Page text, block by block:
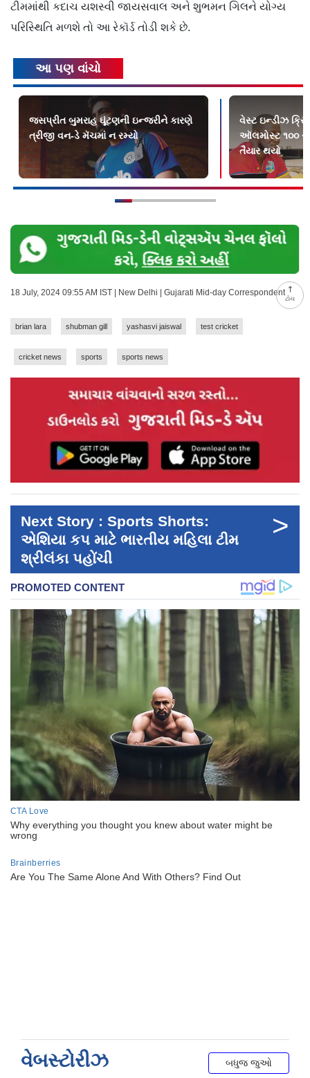
ટોચ
ટીમમાંથી કદાચ યશસ્વી જાયસવાલ અને શુભમન ગિલને યોગ્ય
પરિસ્થિતિ મળશે તો આ રેકૉર્ડ તોડી શકે છે.
આ પણ વાંચો
જસપ્રીત બુમરાહ ઘૂંટણની ઇન્જરીને કારણે
ત્રીજી વન-ડે મૅચમાં ન રમ્યો
વેસ્ટ ઇન્ડીઝ
ઑલમોસ્ટ ૧૦૦
તૈયાર થયો
18 July, 2024 09:55 AM IST | New Delhi | Gujarati Mid-day Correspondent
brian lara shubman gill yashasvi jaiswal test cricket
cricket news sports sports news
Next Story : Sports Shorts:
એશિયા કપ માટે ભારતીય મહિલા ટીમ
શ્રીલંકા પહોંચી
>
વેબસ્ટોરીઝ બધુજ જુઓ